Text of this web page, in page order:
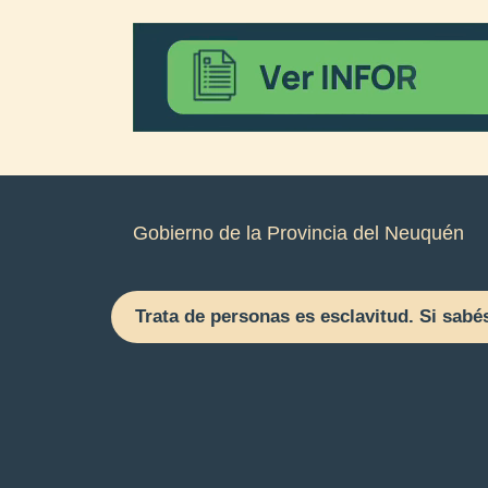
Gobierno de la Provincia del Neuquén
Trata de personas es esclavitud. Si